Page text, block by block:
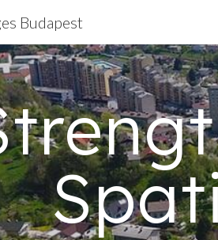
Budapest